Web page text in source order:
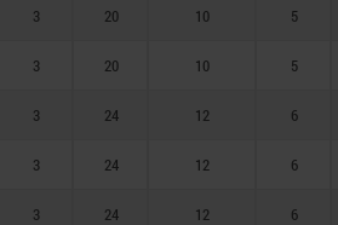
3 20 10 5
3 20 10 5
3 24 12 6
3 24 12 6
3 24 12 6